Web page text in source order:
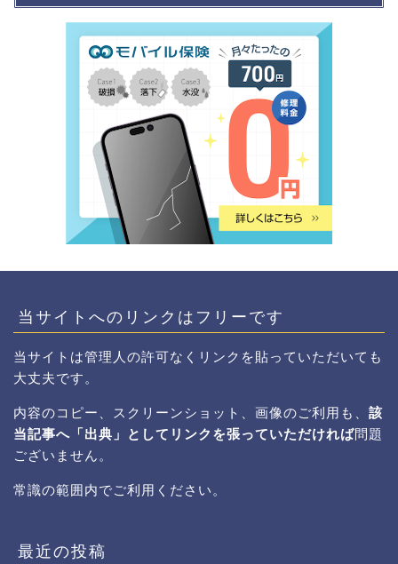
当サイトへのリンクはフリーです
当サイトは管理人の許可なくリンクを貼っていただいても
大丈夫です。
内容のコピー、スクリーンショット、画像のご利用も、 該
当記事へ「出典」としてリンクを張っていただければ問題
ございません。
常識の範囲内でご利用ください。
最近の投稿